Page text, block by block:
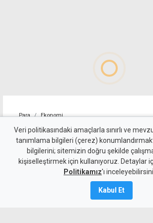
Para Ekonomi
4 kişilik ailenin
doyurmasının
1.513 TL
Veri politikasındaki amaçlarla sınırlı ve
tanımlama bilgileri (çerez)
bilgilerini; sitemizin doğru şekilde
kişiselleştirmek için kullanıyoruz. Detaylar
Politikamız'ı
Kabul Et